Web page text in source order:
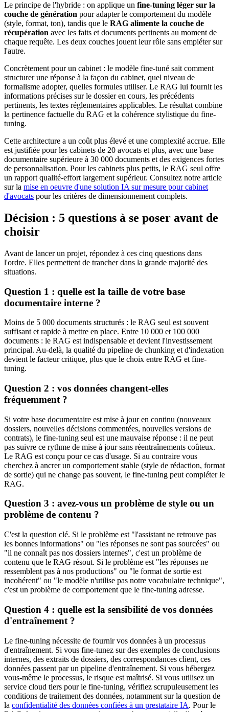
Le principe de l'hybride : on applique un fine-tuning léger sur la
couche de génération pour adapter le comportement du modèle
(style, format, ton), tandis que le RAG alimente la couche de
récupération avec les faits et documents pertinents au moment de
chaque requête. Les deux couches jouent leur rôle sans empiéter sur
l'autre.
Concrètement pour un cabinet : le modèle fine-tuné sait comment
structurer une réponse à la façon du cabinet, quel niveau de
formalisme adopter, quelles formules utiliser. Le RAG lui fournit les
informations précises sur le dossier en cours, les précédents
pertinents, les textes réglementaires applicables. Le résultat combine
la pertinence factuelle du RAG et la cohérence stylistique du fine-
tuning.
Cette architecture a un coût plus élevé et une complexité accrue. Elle
est justifiée pour les cabinets de 20 avocats et plus, avec une base
documentaire supérieure à 30 000 documents et des exigences fortes
de personnalisation. Pour les cabinets plus petits, le RAG seul offre
un rapport qualité-effort largement supérieur. Consultez notre article
sur la mise en oeuvre d'une solution IA sur mesure pour cabinet
d'avocats pour les critères de dimensionnement complets.
Décision : 5 questions à se poser avant de
choisir
Avant de lancer un projet, répondez à ces cinq questions dans
l'ordre. Elles permettent de trancher dans la grande majorité des
situations.
Question 1 : quelle est la taille de votre base
documentaire interne ?
Moins de 5 000 documents structurés : le RAG seul est souvent
suffisant et rapide à mettre en place. Entre 10 000 et 100 000
documents : le RAG est indispensable et devient l'investissement
principal. Au-delà, la qualité du pipeline de chunking et d'indexation
devient le facteur critique, plus que le choix entre RAG et fine-
tuning.
Question 2 : vos données changent-elles
fréquemment ?
Si votre base documentaire est mise à jour en continu (nouveaux
dossiers, nouvelles décisions commentées, nouvelles versions de
contrats), le fine-tuning seul est une mauvaise réponse : il ne peut
pas suivre ce rythme de mise à jour sans réentraînements coûteux.
Le RAG est conçu pour ce cas d'usage. Si au contraire vous
cherchez à ancrer un comportement stable (style de rédaction, format
de sortie) qui ne change pas souvent, le fine-tuning peut compléter le
RAG.
Question 3 : avez-vous un problème de style ou un
problème de contenu ?
C'est la question clé. Si le problème est "l'assistant ne retrouve pas
les bonnes informations" ou "les réponses ne sont pas sourcées" ou
"il ne connaît pas nos dossiers internes", c'est un problème de
contenu que le RAG résout. Si le problème est "les réponses ne
ressemblent pas à nos productions" ou "le format de sortie est
incohérent" ou "le modèle n'utilise pas notre vocabulaire technique",
c'est un problème de comportement que le fine-tuning adresse.
Question 4 : quelle est la sensibilité de vos données
d'entraînement ?
Le fine-tuning nécessite de fournir vos données à un processus
d'entraînement. Si vous fine-tunez sur des exemples de conclusions
internes, des extraits de dossiers, des correspondances client, ces
données passent par un pipeline d'entraînement. Si vous hébergez
vous-même le processus, le risque est maîtrisé. Si vous utilisez un
service cloud tiers pour le fine-tuning, vérifiez scrupuleusement les
conditions de traitement des données, notamment sur la question de
la confidentialité des données confiées à un prestataire IA. Pour le